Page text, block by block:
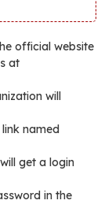
official website
at
will
named
get a login
in the